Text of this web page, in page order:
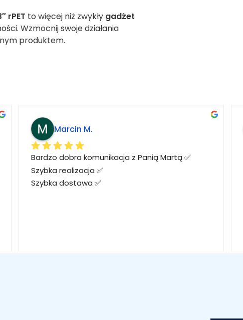
rPET to więcej niż zwykły gadżet
Wzmocnij swoje działania
produktem.
Marcin M.
Bardzo dobra komunikacja z Panią Martą ✅
Szybka realizacja ✅
Szybka dostawa ✅